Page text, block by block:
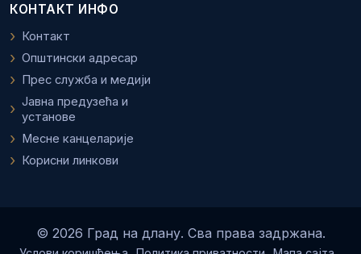
КОНТАКТ ИНФО
Контакт
Општински адресар
Прес служба и медији
Јавна предузећа и
установе
Месне канцеларије
Корисни линкови
© 2026 Град на длану. Сва права задржана.